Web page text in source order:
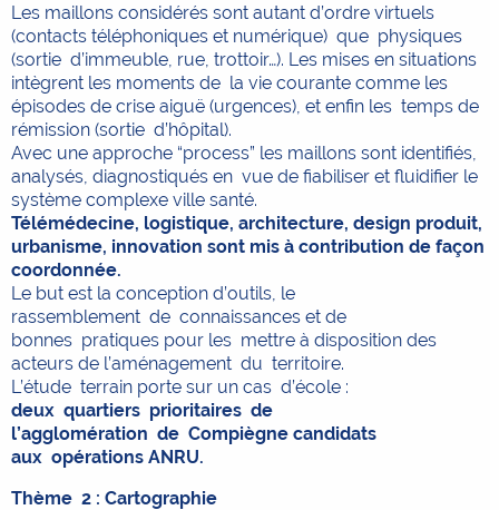
Les maillons considérés sont autant d’ordre virtuels
(contacts téléphoniques et numérique) que physiques
(sortie d’immeuble, rue, trottoir…). Les mises en situations
intègrent les moments de la vie courante comme les
épisodes de crise aiguë (urgences), et enfin les temps de
rémission (sortie d’hôpital).
Avec une approche “process” les maillons sont identifiés,
analysés, diagnostiqués en vue de fiabiliser et fluidifier le
système complexe ville santé.
Télémédecine, logistique, architecture, design produit,
urbanisme, innovation sont mis à contribution de façon
coordonnée.
Le but est la conception d’outils, le
rassemblement de connaissances et de
bonnes pratiques pour les mettre à disposition des
acteurs de l’aménagement du territoire.
L’étude terrain porte sur un cas d’école :
deux quartiers prioritaires de
l’agglomération de Compiègne candidats
aux opérations ANRU.
Thème 2 : Cartographie